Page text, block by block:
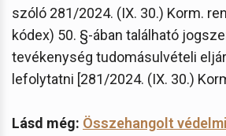
szóló 281/2024. (IX. 30.) Korm.
kódex) 50. §-ában található
tevékenység tudomásulvételi
lefolytatni [281/2024. (IX. 30.)
Lásd még: Összehangolt